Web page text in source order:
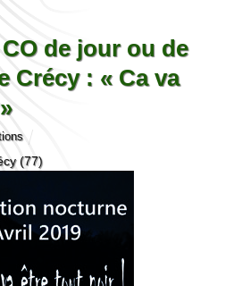
de jour ou de
Crécy : « Ca va
(77)